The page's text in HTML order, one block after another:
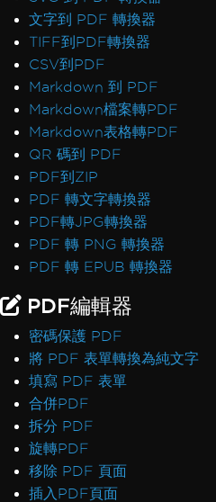
文字到 PDF 轉換器
TIFF到PDF轉換器
CSV到PDF
Markdown 到 PDF
Markdown檔案轉PDF
Markdown表格轉PDF
QR 碼到 PDF
PDF到ZIP
PDF 轉文字轉換器
PDF轉JPG轉換器
PDF 轉 PNG 轉換器
PDF 轉 EPUB 轉換器
PDF編輯器
密碼保護 PDF
將 PDF 表單轉換為純文字
填寫 PDF 表單
合併PDF
拆分 PDF
旋轉PDF
移除 PDF 頁面
插入PDF頁面